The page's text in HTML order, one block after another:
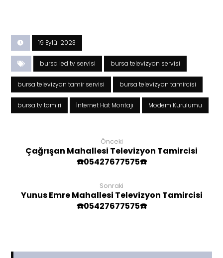
19 Eylül 2023
bursa led tv servisi bursa televizyon servisi
bursa televizyon tamir servisi bursa televizyon tamircisi
bursa tv tamiri İnternet Hat Montajı Modem Kurulumu
Önceki
Çağrışan Mahallesi Televizyon Tamircisi
☎️05427677575☎️
Sonraki
Yunus Emre Mahallesi Televizyon Tamircisi
☎️05427677575☎️